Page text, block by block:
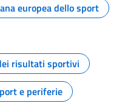
europea dello sport
risultati sportivi
e periferie